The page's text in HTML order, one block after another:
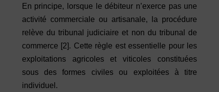
En principe, lorsque le débiteur n’exerce pas une
activité commerciale ou artisanale, la procédure
relève du tribunal judiciaire et non du tribunal de
commerce [2]. Cette règle est essentielle pour les
exploitations agricoles et viticoles constituées
sous des formes civiles ou exploitées à titre
individuel.